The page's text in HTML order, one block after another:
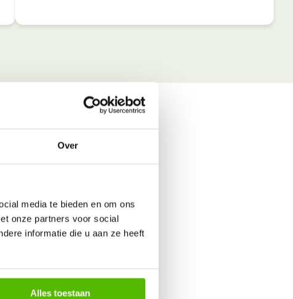
Over
media te bieden en om ons
onze partners voor social
informatie die u aan ze heeft
Alles toestaan